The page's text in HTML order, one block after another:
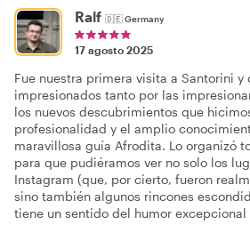
Ralf 🇩🇪Germany
17 agosto 2025
Fue nuestra primera visita a Santorini
impresionados tanto por las
los nuevos descubrimientos que
profesionalidad y el amplio
maravillosa guía Afrodita. Lo organizó
para que pudiéramos ver no solo los
Instagram (que, por cierto, fueron
sino también algunos rincones
tiene un sentido del humor excepcional